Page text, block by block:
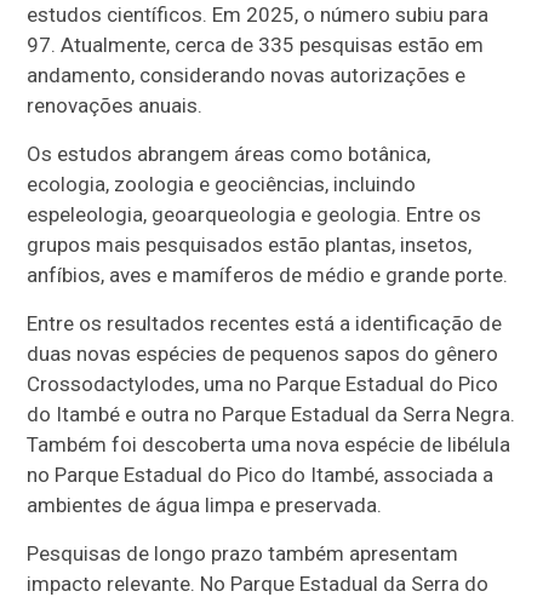
estudos científicos. Em 2025, o número subiu para
97. Atualmente, cerca de 335 pesquisas estão em
andamento, considerando novas autorizações e
renovações anuais.
Os estudos abrangem áreas como botânica,
ecologia, zoologia e geociências, incluindo
espeleologia, geoarqueologia e geologia. Entre os
grupos mais pesquisados estão plantas, insetos,
anfíbios, aves e mamíferos de médio e grande porte.
Entre os resultados recentes está a identificação de
duas novas espécies de pequenos sapos do gênero
Crossodactylodes, uma no Parque Estadual do Pico
do Itambé e outra no Parque Estadual da Serra Negra.
Também foi descoberta uma nova espécie de libélula
no Parque Estadual do Pico do Itambé, associada a
ambientes de água limpa e preservada.
Pesquisas de longo prazo também apresentam
impacto relevante. No Parque Estadual da Serra do